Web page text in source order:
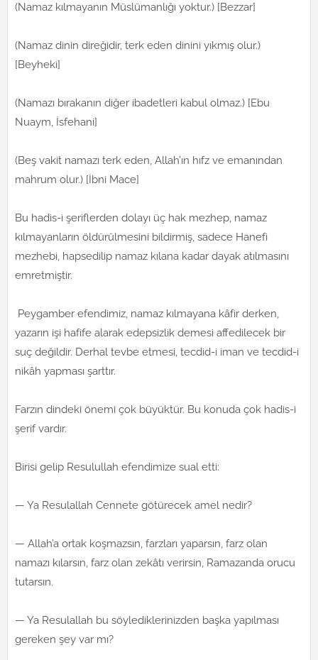
(Namaz kılmayanın Müslümanlığı yoktur.) [Bezzar]
(Namaz dinin direğidir, terk eden dinini yıkmış olur.)
[Beyheki]
(Namazı bırakanın diğer ibadetleri kabul olmaz.) [Ebu
Nuaym, İsfehani]
(Beş vakit namazı terk eden, Allah’ın hıfz ve emanından
mahrum olur.) [İbni Mace]
Bu hadis-i şeriflerden dolayı üç hak mezhep, namaz
kılmayanların öldürülmesini bildirmiş, sadece Hanefi
mezhebi, hapsedilip namaz kılana kadar dayak atılmasını
emretmiştir.
Peygamber efendimiz, namaz kılmayana kâfir derken,
yazarın işi hafife alarak edepsizlik demesi affedilecek bir
suç değildir. Derhal tevbe etmesi, tecdid-i iman ve tecdid-i
nikâh yapması şarttır.
Farzın dindeki önemi çok büyüktür. Bu konuda çok hadis-i
şerif vardır.
Birisi gelip Resulullah efendimize sual etti:
— Ya Resulallah Cennete götürecek amel nedir?
— Allah’a ortak koşmazsın, farzları yaparsın, farz olan
namazı kılarsın, farz olan zekâtı verirsin, Ramazanda orucu
tutarsın.
— Ya Resulallah bu söylediklerinizden başka yapılması
gereken şey var mı?